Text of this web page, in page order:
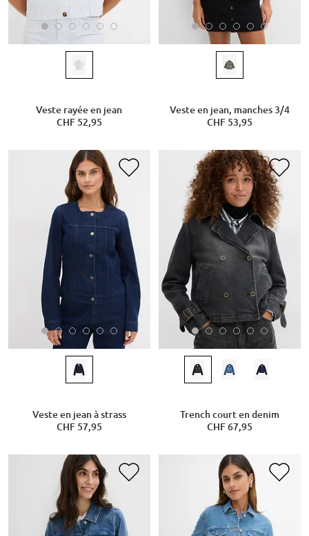
Veste rayée en jean
CHF 52,95
Veste en jean, manches 3/4
CHF 53,95
Veste en jean à strass
CHF 57,95
Trench court en denim
CHF 67,95